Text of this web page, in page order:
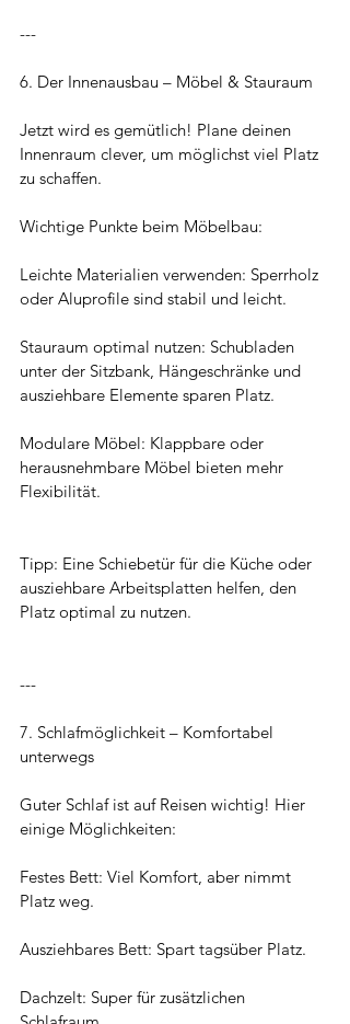
---
6. Der Innenausbau – Möbel & Stauraum
Jetzt wird es gemütlich! Plane deinen
Innenraum clever, um möglichst viel Platz
zu schaffen.
Wichtige Punkte beim Möbelbau:
Leichte Materialien verwenden: Sperrholz
oder Aluprofile sind stabil und leicht.
Stauraum optimal nutzen: Schubladen
unter der Sitzbank, Hängeschränke und
ausziehbare Elemente sparen Platz.
Modulare Möbel: Klappbare oder
herausnehmbare Möbel bieten mehr
Flexibilität.
Tipp: Eine Schiebetür für die Küche oder
ausziehbare Arbeitsplatten helfen, den
Platz optimal zu nutzen.
---
7. Schlafmöglichkeit – Komfortabel
unterwegs
Guter Schlaf ist auf Reisen wichtig! Hier
einige Möglichkeiten:
Festes Bett: Viel Komfort, aber nimmt
Platz weg.
Ausziehbares Bett: Spart tagsüber Platz.
Dachzelt: Super für zusätzlichen